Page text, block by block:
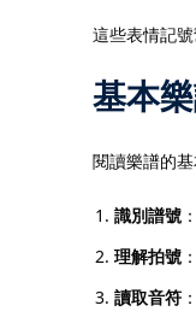
這些表情記
基本
閱讀樂譜的基
識別譜號
理解拍號
讀取音符